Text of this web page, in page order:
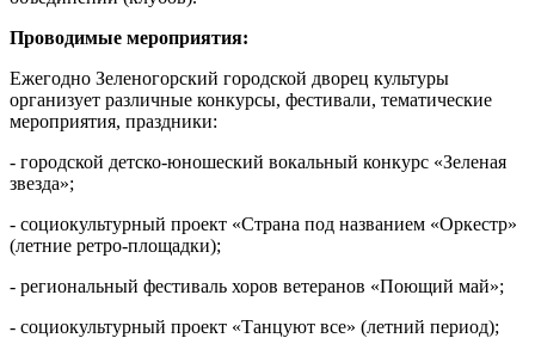
Проводимые мероприятия:
Ежегодно Зеленогорский городской дворец культуры
организует различные конкурсы, фестивали, тематические
мероприятия, праздники:
- городской детско-юношеский вокальный конкурс «Зеленая
звезда»;
- социокультурный проект «Страна под названием «Оркестр»
(летние ретро-площадки);
- региональный фестиваль хоров ветеранов «Поющий май»;
- социокультурный проект «Танцуют все» (летний период);